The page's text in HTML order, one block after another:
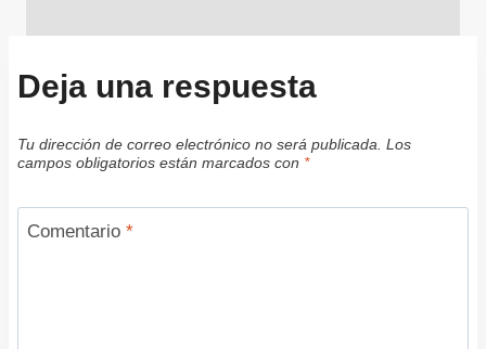
Deja una respuesta
Tu dirección de correo electrónico no será publicada. Los
campos obligatorios están marcados con *
Comentario *